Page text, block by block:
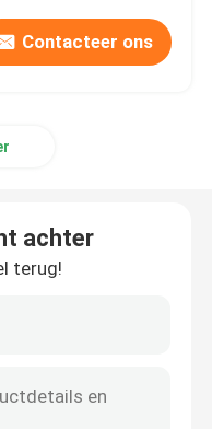
Machine
Contacteer ons
achter
terug!